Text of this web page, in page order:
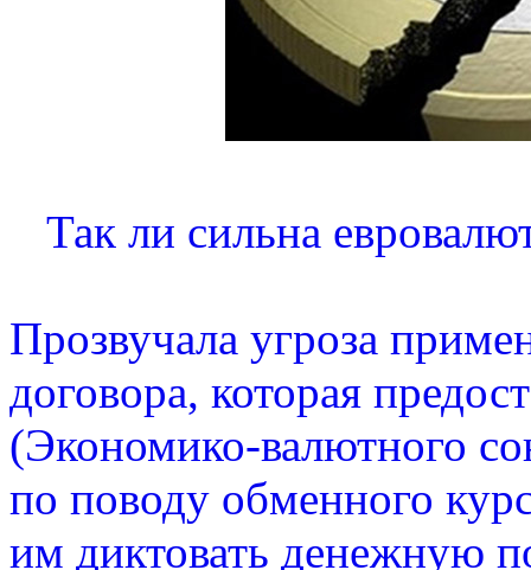
Так ли сильна
Прозвучала угроза
договора, которая
(Экономико-валютного
по поводу обменного
им диктовать денежную